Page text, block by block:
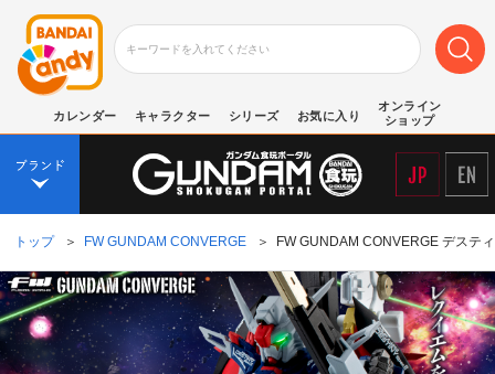
カレンダー キャラクター シリーズ お気に入り
オンライン
ショップ
トップ ＞ FW GUNDAM CONVERGE ＞ FW GUNDAM CONVERGE デステ